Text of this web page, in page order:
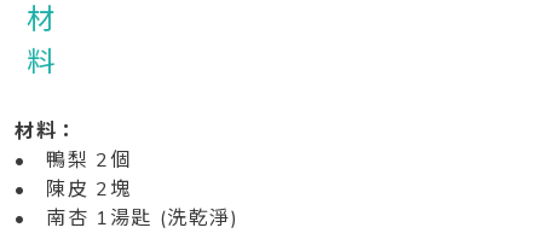
材料：
• 鴨梨 2個
• 陳皮 2塊
• 南杏 1湯匙 (洗乾淨)